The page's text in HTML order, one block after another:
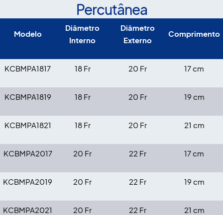
Percutânea
Modelo
Diâmetro
Interno
Diâmetro
Externo
Comprimento
KCBMPA1817 18 Fr 20 Fr 17 cm
KCBMPA1819 18 Fr 20 Fr 19 cm
KCBMPA1821 18 Fr 20 Fr 21 cm
KCBMPA2017 20 Fr 22 Fr 17 cm
KCBMPA2019 20 Fr 22 Fr 19 cm
KCBMPA2021 20 Fr 22 Fr 21 cm